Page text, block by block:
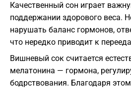
Качественный сон играет
поддержании здорового веса.
нарушать баланс гормонов,
что нередко приводит к
Вишневый сок считается
мелатонина — гормона,
бодрствования. Благодаря